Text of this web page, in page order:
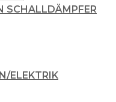
SCHALLDÄMPFER
ELEKTRIK